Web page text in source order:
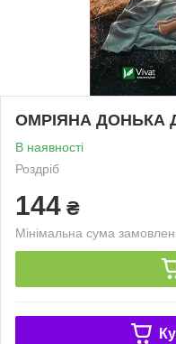
ОМРІЯНА ДОНЬКА
В наявності
Роздріб
144 ₴
Мінімальна сума